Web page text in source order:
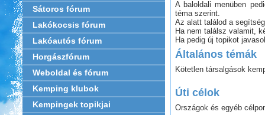
Sátoros fórum
Lakókocsis fórum
Lakóautós fórum
Horgászfórum
Weboldal és fórum
Kemping klubok
Kempingek topikjai
A baloldali menüben
téma szerint.
Az alatt találod a
Ha nem találsz valamit,
Ha pedig új topikot
Általános témák
Kötetlen társalgások
Úti célok
Országok és egyéb